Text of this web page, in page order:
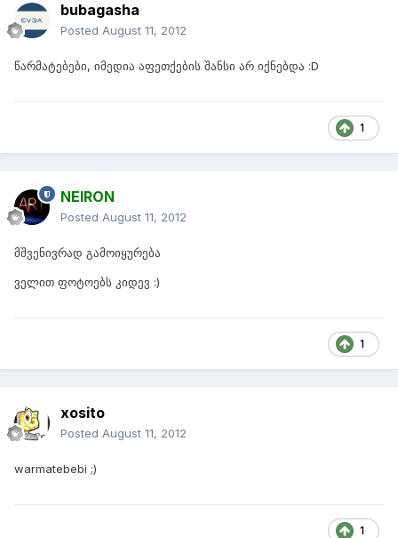
bubagasha
Posted August 11, 2012
წარმატებები, იმედია აფეთქების შანსი არ იქნებდა :D
1
NEIRON
Posted August 11, 2012
მშვენივრად გამოიყურება
ველით ფოტოებს კიდევ :)
1
xosito
Posted August 11, 2012
warmatebebi ;)
1